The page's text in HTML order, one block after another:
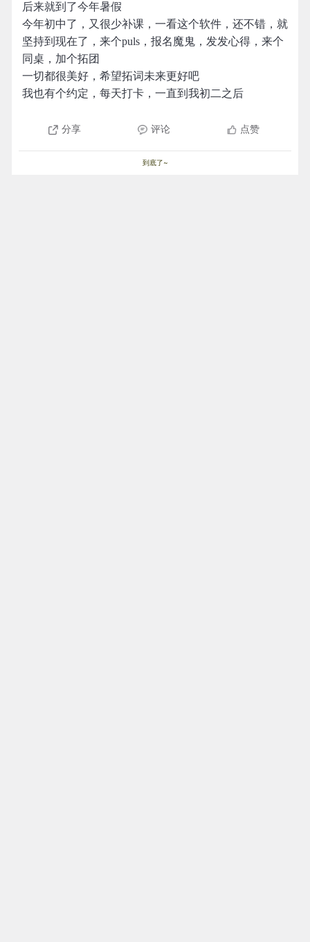
后来就到了今年暑假
今年初中了，又很少补课，一看这个软件，还不错，就
坚持到现在了，来个puls，报名魔鬼，发发心得，来个
同桌，加个拓团
一切都很美好，希望拓词未来更好吧
我也有个约定，每天打卡，一直到我初二之后
分享 评论 点赞
到底了~